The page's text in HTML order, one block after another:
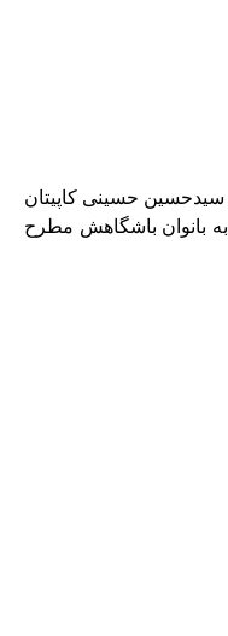
سیدحسین حسینی کاپیتان
بانوان باشگاهش مطرح